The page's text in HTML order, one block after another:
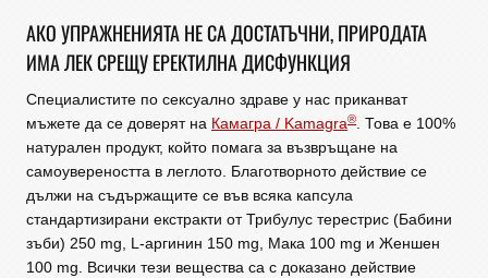
АКО УПРАЖНЕНИЯТА НЕ СА ДОСТАТЪЧНИ, ПРИРОДАТА
ИМА ЛЕК СРЕЩУ ЕРЕКТИЛНА ДИСФУНКЦИЯ
Специалистите по сексуално здраве у нас приканват
мъжете да се доверят на Камагра / Kamagra®. Това е 100%
натурален продукт, който помага за възвръщане на
самоувереността в леглото. Благотворното действие се
дължи на съдържащите се във всяка капсула
стандартизирани екстракти от Трибулус терестрис (Бабини
зъби) 250 mg, L-аргинин 150 mg, Мака 100 mg и Женшен
100 mg. Всички тези вещества са с доказано действие